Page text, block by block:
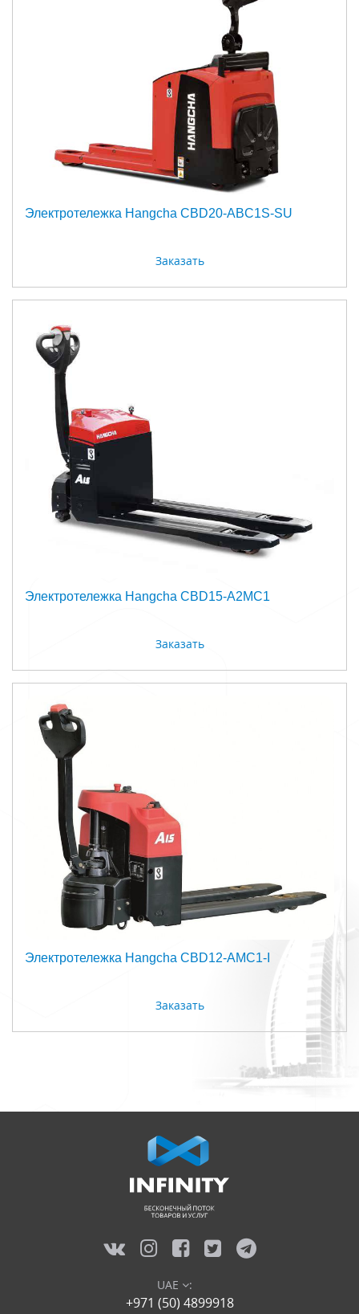
Электротележка Hangcha CBD20-ABC1S-SU
Заказать
Электротележка Hangcha CBD15-A2MC1
Заказать
Электротележка Hangcha CBD12-AMC1-I
Заказать
UAE :
+971 (50) 4899918